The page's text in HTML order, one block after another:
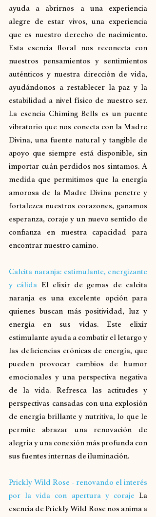
ayuda a abrirnos a una experiencia
alegre de estar vivos, una experiencia
que es nuestro derecho de nacimiento.
Esta esencia floral nos reconecta con
nuestros pensamientos y sentimientos
auténticos y nuestra dirección de vida,
ayudándonos a restablecer la paz y la
estabilidad a nivel físico de nuestro ser.
La esencia Chiming Bells es un puente
vibratorio que nos conecta con la Madre
Divina, una fuente natural y tangible de
apoyo que siempre está disponible, sin
importar cuán perdidos nos sintamos. A
medida que permitimos que la energía
amorosa de la Madre Divina penetre y
fortalezca nuestros corazones, ganamos
esperanza, coraje y un nuevo sentido de
confianza en nuestra capacidad para
encontrar nuestro camino.
Calcita naranja: estimulante, energizante
y cálida El elixir de gemas de calcita
naranja es una excelente opción para
quienes buscan más positividad, luz y
energía en sus vidas. Este elixir
estimulante ayuda a combatir el letargo y
las deficiencias crónicas de energía, que
pueden provocar cambios de humor
emocionales y una perspectiva negativa
de la vida. Refresca las actitudes y
perspectivas cansadas con una explosión
de energía brillante y nutritiva, lo que le
permite abrazar una renovación de
alegría y una conexión más profunda con
sus fuentes internas de iluminación.
Prickly Wild Rose - renovando el interés
por la vida con apertura y coraje La
esencia de Prickly Wild Rose nos anima a